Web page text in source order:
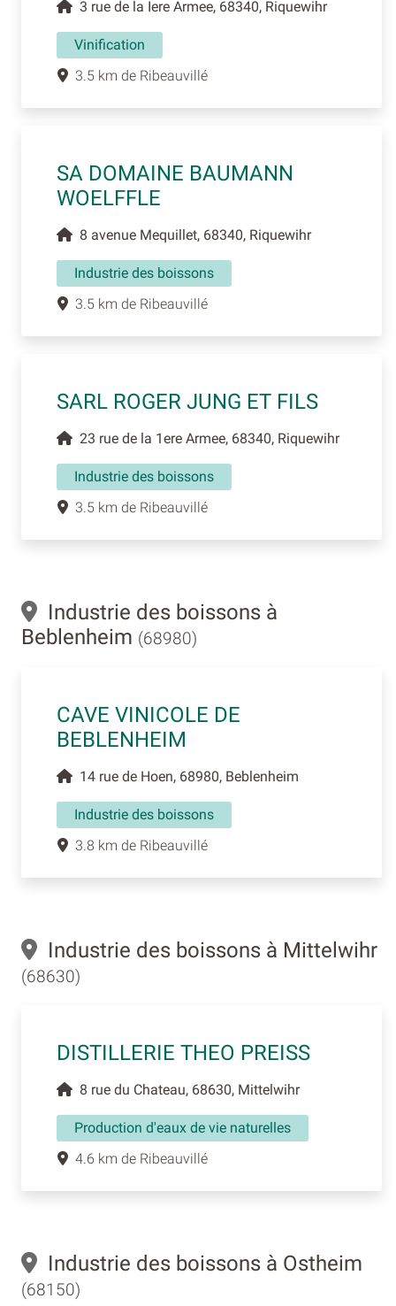
3 rue de la Iere Armee, 68340, Riquewihr
Vinification
3.5 km de Ribeauvillé
SA DOMAINE BAUMANN
WOELFFLE
8 avenue Mequillet, 68340, Riquewihr
Industrie des boissons
3.5 km de Ribeauvillé
SARL ROGER JUNG ET FILS
23 rue de la 1ere Armee, 68340, Riquewihr
Industrie des boissons
3.5 km de Ribeauvillé
Industrie des boissons à
Beblenheim (68980)
CAVE VINICOLE DE
BEBLENHEIM
14 rue de Hoen, 68980, Beblenheim
Industrie des boissons
3.8 km de Ribeauvillé
Industrie des boissons à Mittelwihr
(68630)
DISTILLERIE THEO PREISS
8 rue du Chateau, 68630, Mittelwihr
Production d'eaux de vie naturelles
4.6 km de Ribeauvillé
Industrie des boissons à Ostheim
(68150)